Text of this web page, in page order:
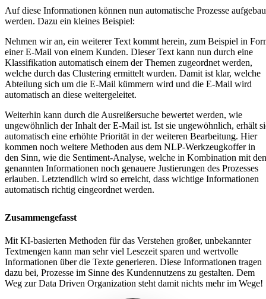
Auf diese Informationen können nun automatische Prozesse
werden. Dazu ein kleines Beispiel:
Nehmen wir an, ein weiterer Text kommt herein, zum Beispiel in
einer E-Mail von einem Kunden. Dieser Text kann nun durch eine
Klassifikation automatisch einem der Themen zugeordnet werden,
welche durch das Clustering ermittelt wurden. Damit ist klar, welche
Abteilung sich um die E-Mail kümmern wird und die E-Mail wird
automatisch an diese weitergeleitet.
Weiterhin kann durch die Ausreißersuche bewertet werden, wie
ungewöhnlich der Inhalt der E-Mail ist. Ist sie ungewöhnlich, erhält
automatisch eine erhöhte Priorität in der weiteren Bearbeitung. Hier
kommen noch weitere Methoden aus dem NLP-Werkzeugkoffer in
den Sinn, wie die Sentiment-Analyse, welche in Kombination mit den
genannten Informationen noch genauere Justierungen des Prozesses
erlauben. Letztendlich wird so erreicht, dass wichtige Informationen
automatisch richtig eingeordnet werden.
Zusammengefasst
Mit KI-basierten Methoden für das Verstehen großer, unbekannter
Textmengen kann man sehr viel Lesezeit sparen und wertvolle
Informationen über die Texte generieren. Diese Informationen tragen
dazu bei, Prozesse im Sinne des Kundennutzens zu gestalten. Dem
Weg zur Data Driven Organization steht damit nichts mehr im Wege!